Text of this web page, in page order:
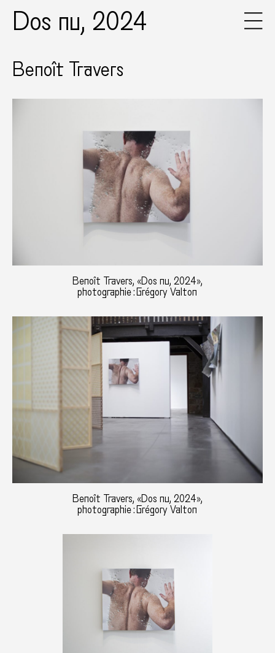
Dos nu, 2024
Benoît Travers
Benoît Travers, «Dos nu, 2024»,
photographie : Grégory Valton
Benoît Travers, «Dos nu, 2024»,
photographie : Grégory Valton